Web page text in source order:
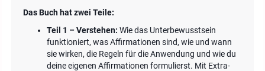
Das Buch hat zwei Teile:
Teil 1 – Verstehen: Wie das Unterbewusstsein
funktioniert, was Affirmationen sind, wie und wann
sie wirken, die Regeln für die Anwendung und wie du
deine eigenen Affirmationen formulierst. Mit Extra-